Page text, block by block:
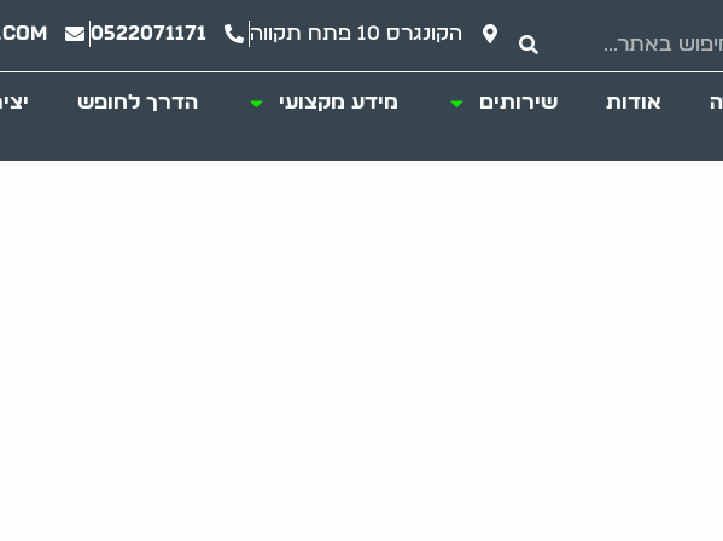
הקונגרס 10 פתח תקווה 0522071171
אודות שירותים מידע מקצועי הדרך לחופש